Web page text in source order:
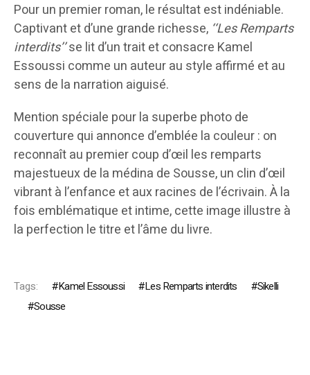
Pour un premier roman, le résultat est indéniable.
Captivant et d’une grande richesse, ‘‘Les Remparts
interdits’’se lit d’un trait et consacre Kamel
Essoussi comme un auteur au style affirmé et au
sens de la narration aiguisé.
Mention spéciale pour la superbe photo de
couverture qui annonce d’emblée la couleur : on
reconnaît au premier coup d’œil les remparts
majestueux de la médina de Sousse, un clin d’œil
vibrant à l’enfance et aux racines de l’écrivain. À la
fois emblématique et intime, cette image illustre à
la perfection le titre et l’âme du livre.
Tags: Kamel Essoussi Les Remparts interdits
Sikelli
Sousse